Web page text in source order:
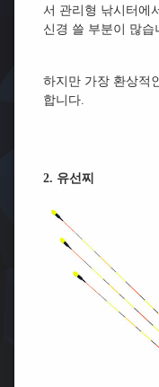
서 관리형 낚시터에
신경 쓸 부분이 많습
하지만 가장 환상적
합니다.
2. 유선찌